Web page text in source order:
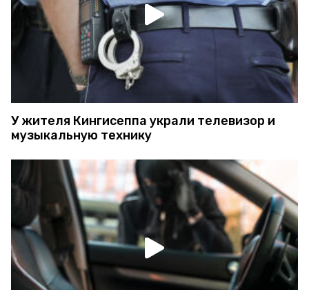
У жителя Кингисеппа украли телевизор и
музыкальную технику